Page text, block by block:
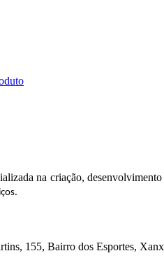
na criação,
155, Bairro dos Esportes,